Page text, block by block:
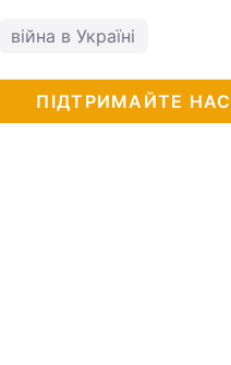
війна в Україні
ПІДТРИМАЙТЕ НАС